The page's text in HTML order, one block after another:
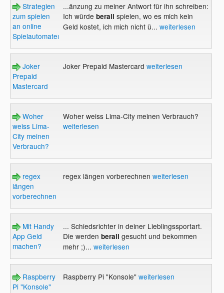
Strategien
zum spielen
an online
Spielautomaten
...änzung zu meiner Antwort für ihn schreiben:
Ich würde berall spielen, wo es mich kein
Geld kostet, ich mich nicht ü... weiterlesen
Joker
Prepaid
Mastercard
Joker Prepaid Mastercard weiterlesen
Woher
weiss Lima-
City meinen
Verbrauch?
Woher weiss Lima-City meinen Verbrauch?
weiterlesen
regex
längen
vorberechnen
regex längen vorberechnen weiterlesen
Mit Handy
App Geld
machen?
... Schiedsrichter in deiner Lieblingssportart.
Die werden berall gesucht und bekommen
mehr ;)... weiterlesen
Raspberry
Pi "Konsole"
Raspberry Pi "Konsole" weiterlesen